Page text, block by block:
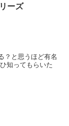
ーズ
？と思うほど有名